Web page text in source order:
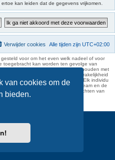
van cookies om de
bieden.
kan leiden dat de gegevens vrijkomen.
Alle tijden zijn UTC+02:00
Verwijder cookies
voor om het even welk nadeel of voor
toegebracht kan worden ten gevolge van
of onrechtstreeks verband houden met
Gent. Deze ontheffing van aansprakelijkheid
Gent zich volledig distantieert. Elk individu
het Buffalo Forum. Ook het webteam en de
worden voor de inhoud van berichten van